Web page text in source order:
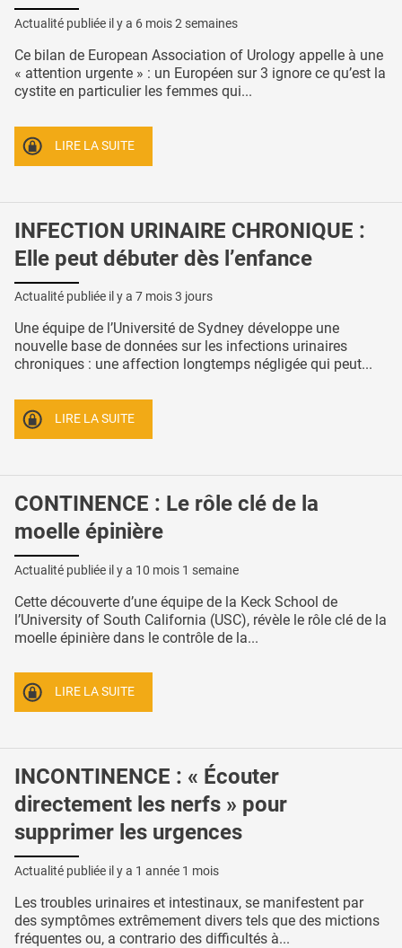
Actualité publiée il y a 6 mois 2 semaines
Ce bilan de European Association of Urology appelle à une
« attention urgente » : un Européen sur 3 ignore ce qu’est la
cystite en particulier les femmes qui...
LIRE LA SUITE
INFECTION URINAIRE CHRONIQUE :
Elle peut débuter dès l’enfance
Actualité publiée il y a 7 mois 3 jours
Une équipe de l’Université de Sydney développe une
nouvelle base de données sur les infections urinaires
chroniques : une affection longtemps négligée qui peut...
LIRE LA SUITE
CONTINENCE : Le rôle clé de la
moelle épinière
Actualité publiée il y a 10 mois 1 semaine
Cette découverte d’une équipe de la Keck School de
l’University of South California (USC), révèle le rôle clé de la
moelle épinière dans le contrôle de la...
LIRE LA SUITE
INCONTINENCE : « Écouter
directement les nerfs » pour
supprimer les urgences
Actualité publiée il y a 1 année 1 mois
Les troubles urinaires et intestinaux, se manifestent par
des symptômes extrêmement divers tels que des mictions
fréquentes ou, a contrario des difficultés à...